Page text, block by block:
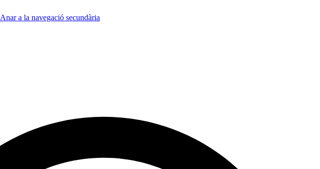
Anar a la navegació secundària